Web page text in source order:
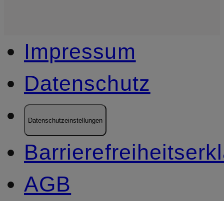
Impressum
Datenschutz
Datenschutzeinstellungen
AGB